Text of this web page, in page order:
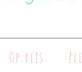
Op reis